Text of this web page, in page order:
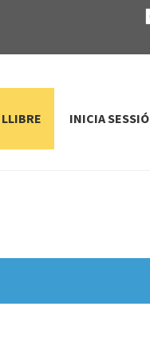
LLIBRE INICIA SESSIÓ